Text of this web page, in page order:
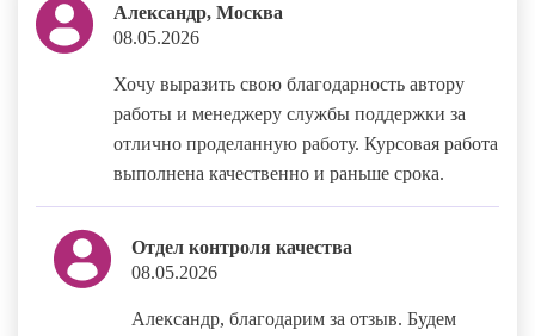
Александр, Москва
08.05.2026
Хочу выразить свою благодарность автору
работы и менеджеру службы поддержки за
отлично проделанную работу. Курсовая работа
выполнена качественно и раньше срока.
Отдел контроля качества
08.05.2026
Александр, благодарим за отзыв. Будем